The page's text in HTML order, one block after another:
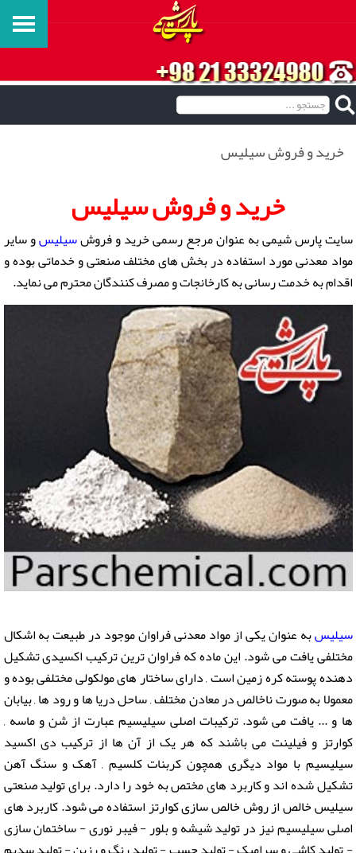
خرید و فروش سیلیس
خرید و فروش سیلیس
سایت پارس شیمی به عنوان مرجع رسمی خرید و فروشسیلیسو سایر
مواد معدنی مورد استفاده در بخش های مختلف صنعتی و خدماتی بوده و
اقدام به خدمت رسانی به کارخانجات و مصرف کنندگان محترم می نماید.
سیلیسبه عنوان یکی از مواد معدنی فراوان موجود در طبیعت به اشکال
مختلفی یافت می شود. این ماده که فراوان ترین ترکیب اکسیدی تشکیل
دهنده پوسته کره زمین است , دارای ساختار های مولکولی مختلفی بوده و
معمولا به صورت ناخالص در معادن مختلف , ساحل دریا ها و رود ها , بیابان
ها و ... یافت می شود. ترکیبات اصلی سیلیسیم عبارت از شن و ماسه ,
کوارتز و فیلینت می باشند که هر یک از آن ها از ترکیب دی اکسید
سیلیسیم با مواد دیگری همچون کربنات کلسیم , آهک و سنگ آهن
تشکیل شده اند و کاربرد های مختص به خود را دارد. برای تولید صنعتی
سیلیس خالص از روش خالص سازی کوارتز استفاده می شود. کاربرد های
اصلی سیلیسیم نیز در تولید شیشه و بلور - فیبر نوری - ساختمان سازی